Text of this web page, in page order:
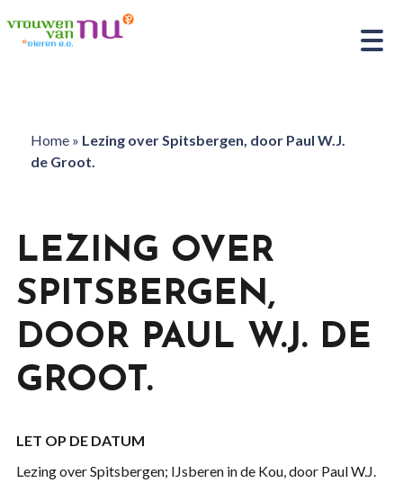
Home» Lezing over Spitsbergen, door Paul W.J.
de Groot.
LEZING OVER
SPITSBERGEN,
DOOR PAUL W.J. DE
GROOT.
LET OP DE DATUM
Lezing over Spitsbergen; IJsberen in de Kou, door Paul W.J.